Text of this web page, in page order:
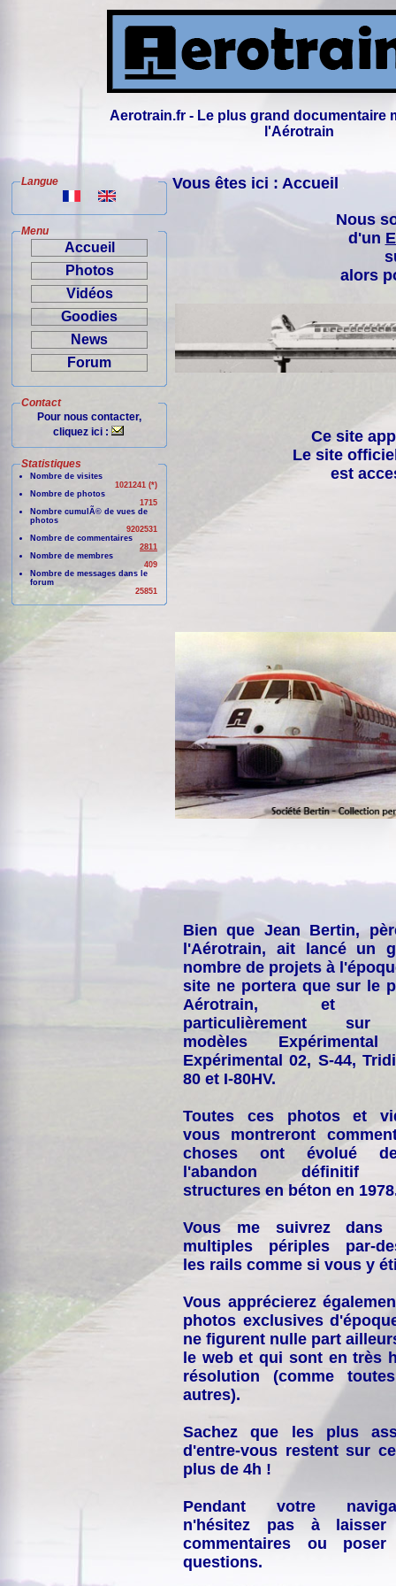
Aerotrain.fr - Le plus grand documentaire
l'Aérotrain
Langue
Menu
Accueil
Photos
Vidéos
Goodies
News
Forum
Contact
Pour nous contacter,
cliquez ici :
Statistiques
Nombre de visites
1021241 (*)
Nombre de photos
1715
Nombre cumulÃ© de vues de
photos
9202531
Nombre de commentaires
2811
Nombre de membres
409
Nombre de messages dans le
forum
25851
Vous êtes ici : Accueil
Nous
d'un
alors
Ce site
Le site
est
Bien que Jean Bertin,
l'Aérotrain, ait lancé un
nombre de projets à
site ne portera que sur le
Aérotrain, et
particulièrement
modèles
Expérimental 02, S-44,
80 et I-80HV.
Toutes ces photos et
vous montreront
choses ont évolué
l'abandon définitif
structures en béton en
Vous me suivrez dans
multiples périples par-
les rails comme si vous y
Vous apprécierez
photos exclusives
ne figurent nulle part
le web et qui sont en très
résolution (comme
autres).
Sachez que les plus
d'entre-vous restent sur
plus de 4h !
Pendant votre
n'hésitez pas à laisser
commentaires ou
questions.